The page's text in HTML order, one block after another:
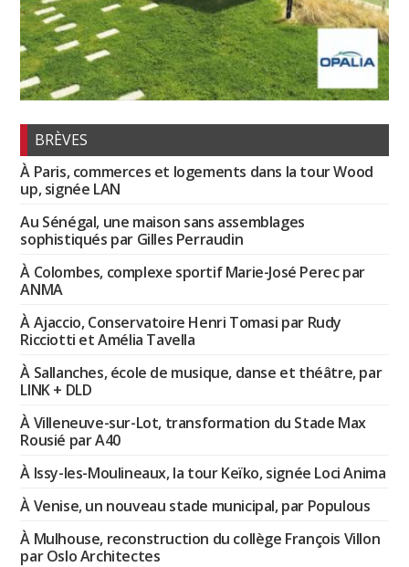
BRÈVES
À Paris, commerces et logements dans la tour Wood
up, signée LAN
Au Sénégal, une maison sans assemblages
sophistiqués par Gilles Perraudin
À Colombes, complexe sportif Marie-José Perec par
ANMA
À Ajaccio, Conservatoire Henri Tomasi par Rudy
Ricciotti et Amélia Tavella
À Sallanches, école de musique, danse et théâtre, par
LINK + DLD
À Villeneuve-sur-Lot, transformation du Stade Max
Rousié par A40
À Issy-les-Moulineaux, la tour Keïko, signée Loci Anima
À Venise, un nouveau stade municipal, par Populous
À Mulhouse, reconstruction du collège François Villon
par Oslo Architectes